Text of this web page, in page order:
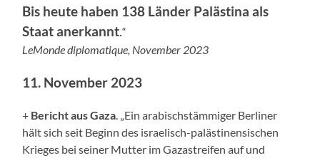
Bis heute haben 138 Länder Palästina als
Staat anerkannt.“
LeMonde diplomatique, November 2023
11. November 2023
+ Bericht aus Gaza . „Ein arabischstämmiger Berliner
hält sich seit Beginn des israelisch-palästinensischen
Krieges bei seiner Mutter im Gazastreifen auf und